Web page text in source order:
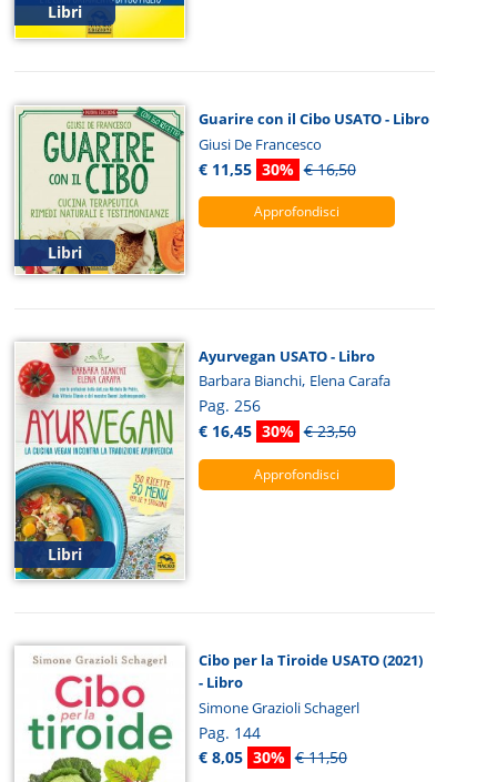
Libri
Libri
Guarire con il Cibo USATO - Libro
Giusi De Francesco
€ 11,55 30% € 16,50
Approfondisci
Libri
Ayurvegan USATO - Libro
Barbara Bianchi, Elena Carafa
Pag. 256
€ 16,45 30% € 23,50
Approfondisci
Cibo per la Tiroide USATO (2021)
- Libro
Simone Grazioli Schagerl
Pag. 144
€ 8,05 30% € 11,50